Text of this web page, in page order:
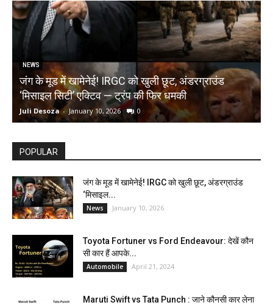
NEWS
जंग के मूड में खामेनेई! IRGC को खुली छूट, अंडरग्राउंड
‘मिसाइल सिटी’ एक्टिव — ट्रंप की फिर धमकी
Juli Desoza - January 10, 2026 0
POPULAR
जंग के मूड में खामेनेई! IRGC को खुली छूट, अंडरग्राउंड
‘मिसाइल...
News January 10, 2026
Toyota Fortuner vs Ford Endeavour: देखें कौन
सी कार हैं आपके...
Automobile April 21, 2024
Maruti Swift vs Tata Punch : जाने कौनसी कार लेना